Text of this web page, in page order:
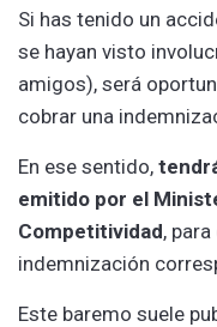
Si has tenido un
se hayan visto
amigos), será
cobrar una
En ese sentido,
emitido por el
Competitividad,
indemnización
Este baremo suele